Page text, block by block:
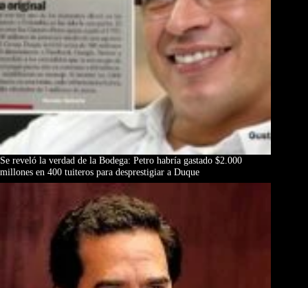
Se reveló la verdad de la Bodega: Petro habría gastado $2.000
millones en 400 tuiteros para desprestigiar a Duque